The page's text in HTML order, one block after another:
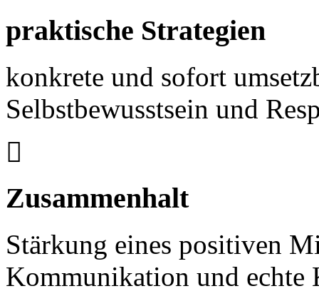
praktische Strategien
konkrete und sofort
Selbstbewusstsein und
Zusammenhalt
Stärkung eines positiven
Kommunikation und echte